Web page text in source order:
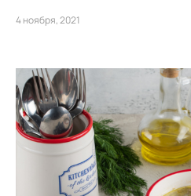
4 ноября, 2021